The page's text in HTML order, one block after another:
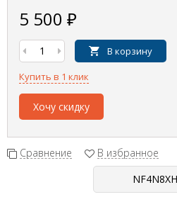
5 500 ₽
В корзину
Купить в 1 клик
Хочу скидку
Сравнение В избранное